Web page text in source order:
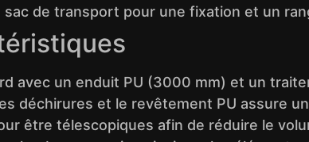
de transport pour une fixation et un
avec un enduit PU (3000 mm) et un
déchirures et le revêtement PU assure
être télescopiques afin de réduire le